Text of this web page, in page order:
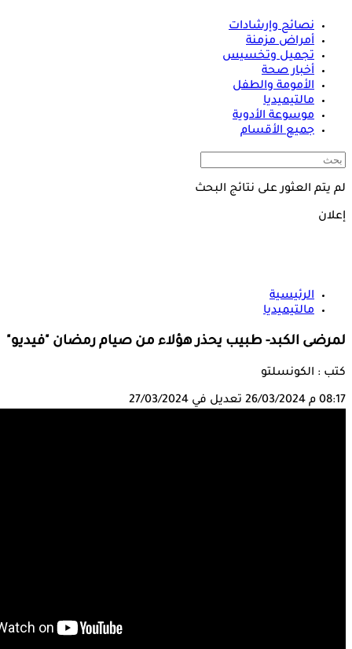
نصائح وإرشادات
أمراض مزمنة
تجميل وتخسيس
أخبار صحة
الأمومة والطفل
مالتيميديا
موسوعة الأدوية
جميع الأقسام
لم يتم العثور على نتائج البحث
إعلان
الرئيسية
مالتيميديا
لمرضى الكبد- طبيب يحذر هؤلاء من صيام رمضان "فيديو"
كتب : الكونسلتو
08:17 م 26/03/2024 تعديل في 27/03/2024